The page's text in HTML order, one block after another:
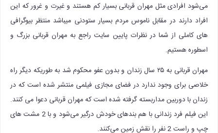
می‌شود افرادی مثل مهران قربانی بسیار کم هستند و غیرت و غرور که این
افراد دارند در مقابل ناموس مردم بسیار ستودنی میباشد منتظر بیوگرافی
های کاملی از شما در نظرات پایین سایت راجع به مهران قربانی بزرگ و
اسطوره هستیم.
مهران قربانی به ۲۵ سال زندان و بدون عفو محکوم شد به طوریکه دیگر راه
خلاصی برای وجود ندارد در فضای مجازی فیلمی منتشر شده است که در
زندان با دوربین مداربسته گرفته شده است که مهران قربانی دعوا می کنند.
این فیلم فرد زندانی با هم بندهای خودش درگیر می‌شود و با 2 مشت های
چپ و راست 2 نفر را نقش زمین می‌کنند.